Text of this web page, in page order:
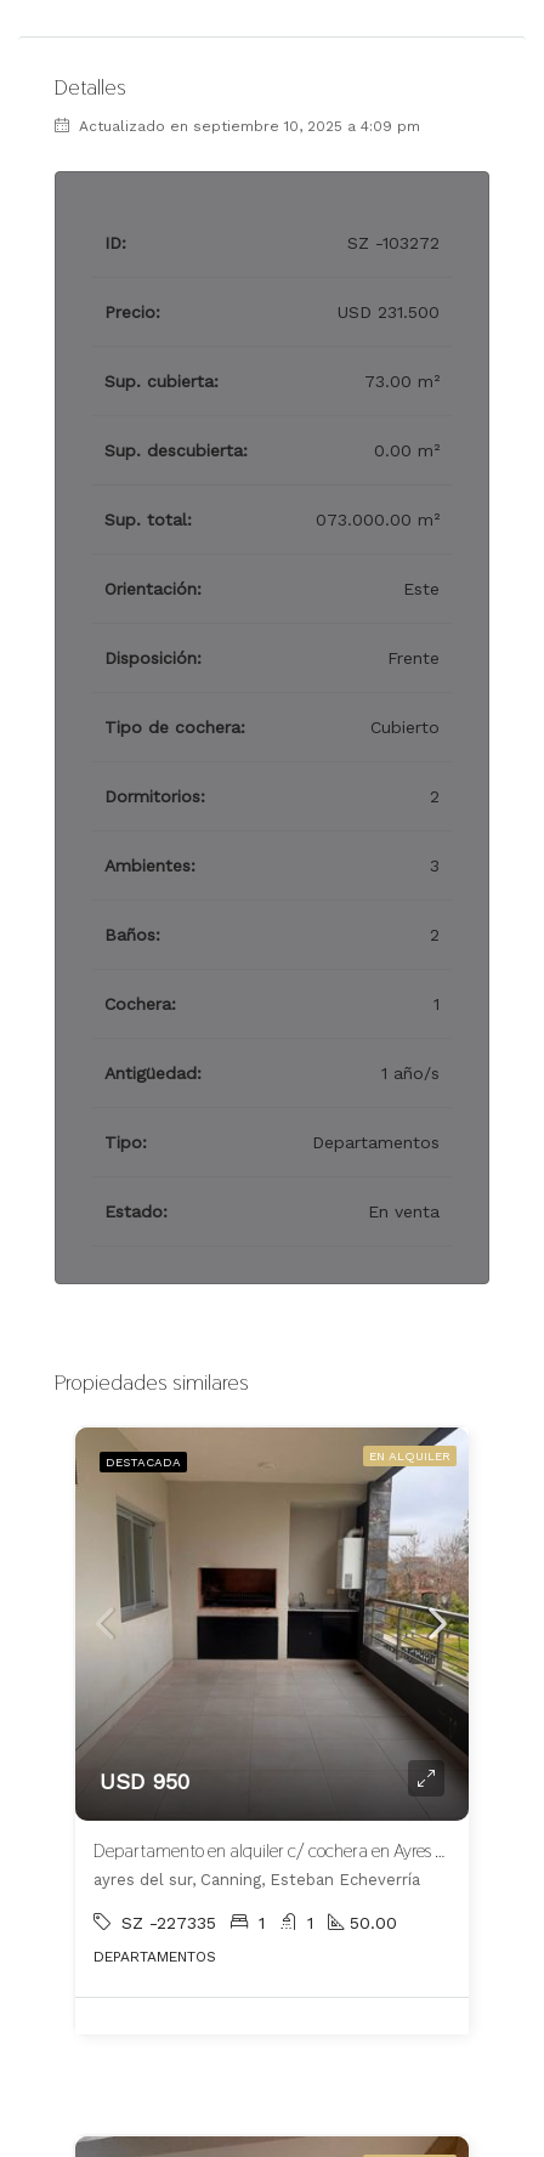
Detalles
Actualizado en septiembre 10, 2025 a 4:09 pm
ID: SZ -103272
Precio: USD 231.500
Sup. cubierta: 73.00 m²
Sup. descubierta: 0.00 m²
Sup. total: 073.000.00 m²
Orientación: Este
Disposición: Frente
Tipo de cochera: Cubierto
Dormitorios: 2
Ambientes: 3
Baños: 2
Cochera: 1
Antigüedad: 1 año/s
Tipo: Departamentos
Estado: En venta
Propiedades similares
DESTACADA EN ALQUILER
USD 950
Departamento en alquiler c/ cochera en Ayres del Sur Canning
ayres del sur, Canning, Esteban Echeverría
SZ -227335 1 1 50.00
DEPARTAMENTOS